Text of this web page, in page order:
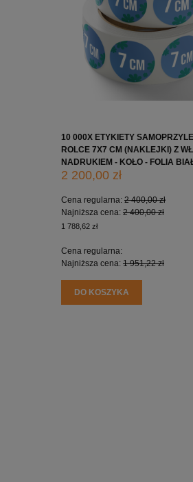
10 000X ETYKIETY
ROLCE 7X7 CM (NAKLEJKI) Z
NADRUKIEM - KOŁO - FOLIA
2 200,00 zł
Cena regularna: 2 400,00 zł
Najniższa cena: 2 400,00 zł
1 788,62 zł
Cena regularna:
Najniższa cena: 1 951,22 zł
DO KOSZYKA